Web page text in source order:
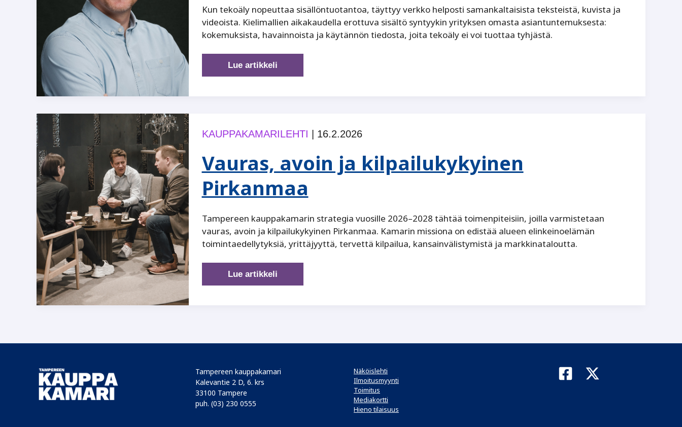
Kun tekoäly nopeuttaa sisällöntuotantoa, täyttyy verkko helposti samankaltaisista teksteistä, kuvista ja
videoista. Kielimallien aikakaudella erottuva sisältö syntyykin yrityksen omasta asiantuntemuksesta:
kokemuksista, havainnoista ja käytännön tiedosta, joita tekoäly ei voi tuottaa tyhjästä.
Tekoälyteksti
hukkuu
asiantuntemus
Lue artikkeli
KAUPPAKAMARILEHTI 16.2.2026
Vauras, avoin ja kilpailukykyinen
Pirkanmaa
Tampereen kauppakamarin strategia vuosille 2026–2028 tähtää toimen­piteisiin, joilla varmistetaan
vauras, avoin ja kilpailukykyinen Pirkanmaa. ­Kamarin missiona on edistää alueen elinkeinoelämän
toimintaedellytyksiä, yrittäjyyttä, tervettä kilpailua, kansainvälistymistä ja markkinataloutta.
Vauras,
avoin
Lue artikkeli
Tampereen kauppakamari
Kalevantie 2 D, 6. krs
33100 Tampere
puh. (03) 230 0555
Näköislehti
Ilmoitusmyynti
Toimitus
Mediakortti
Hieno tilaisuus